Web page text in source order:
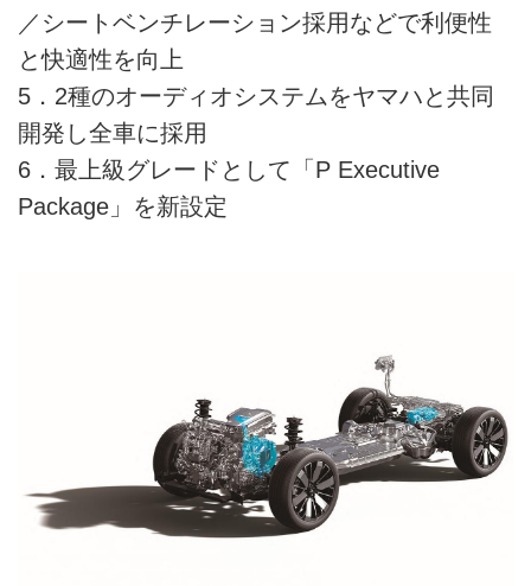
／シートベンチレーション採用などで利便性
と快適性を向上
5．2種のオーディオシステムをヤマハと共同
開発し全車に採用
6．最上級グレードとして「P Executive
Package」を新設定